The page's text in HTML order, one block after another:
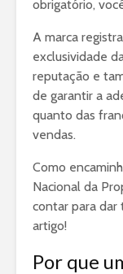
obrigatório,
A marca
exclusividade
reputação e
de garantir a
quanto das
vendas.
Como
Nacional da
contar para dar
artigo!
Por que